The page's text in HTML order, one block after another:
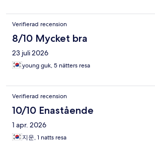
Verifierad recension
8/10 Mycket bra
23 juli 2026
young guk, 5 nätters resa
Verifierad recension
10/10 Enastående
1 apr. 2026
지운, 1 natts resa